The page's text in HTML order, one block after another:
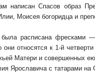
написан Спасов образ
Моисея богоридца и
была расписана фресками
относятся к 1-й
Матери и совершенных
Ярославича с татарами на